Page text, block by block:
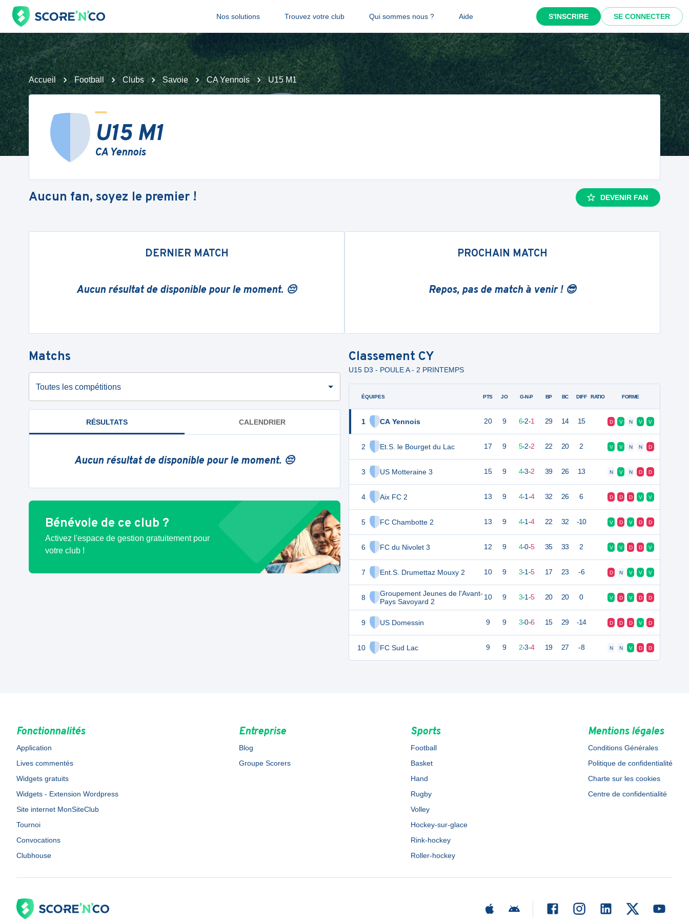
Nos solutions Trouvez votre club Qui sommes nous ? Aide S'INSCRIRE SE CONNECTER
Accueil Football Clubs Savoie CA Yennois U15 M1
U15 M1
CA Yennois
Aucun fan, soyez le premier ! DEVENIR FAN
DERNIER MATCH
Aucun résultat de disponible pour le moment. 😔
PROCHAIN MATCH
Repos, pas de match à venir ! 😎
Matchs
Toutes les compétitions
RÉSULTATS CALENDRIER
Aucun résultat de disponible pour le moment. 😔
Bénévole de ce club ?
Activez l'espace de gestion gratuitement pour
votre club !
Classement CY
U15 D3 - POULE A - 2 PRINTEMPS
ÉQUIPES
1 CA Yennois
2 Et.S. le Bourget du Lac
3 US Motteraine 3
4 Aix FC 2
5 FC Chambotte 2
6 FC du Nivolet 3
7 Ent.S. Drumettaz Mouxy 2
8
Groupement Jeunes de l'Avant-
Pays Savoyard 2
9 US Domessin
10 FC Sud Lac
PTS JO G-N-P BP BC DIFF RATIO FORME
20 9 6-2-1 29 14 15 D V N V V
17 9 5-2-2 22 20 2 V V N N D
15 9 4-3-2 39 26 13 N V N D D
13 9 4-1-4 32 26 6 D D D V V
13 9 4-1-4 22 32 -10 V D V D D
12 9 4-0-5 35 33 2 V V D D V
10 9 3-1-5 17 23 -6 D N V V V
10 9 3-1-5 20 20 0 V D V D D
9 9 3-0-6 15 29 -14 D D D V D
9 9 2-3-4 19 27 -8 N N V D D
Fonctionnalités
Application
Lives commentés
Widgets gratuits
Widgets - Extension Wordpress
Site internet MonSiteClub
Tournoi
Convocations
Clubhouse
Entreprise
Blog
Groupe Scorers
Sports
Football
Basket
Hand
Rugby
Volley
Hockey-sur-glace
Rink-hockey
Roller-hockey
Mentions légales
Conditions Générales
Politique de confidentialité
Charte sur les cookies
Centre de confidentialité